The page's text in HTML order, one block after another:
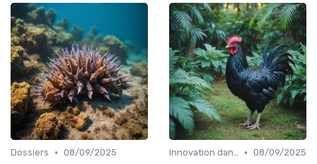
Dossiers • 08/09/2025
Innovation dans la food • 08/09/2025